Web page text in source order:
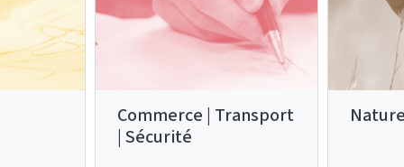
Commerce | Transport
| Sécurité